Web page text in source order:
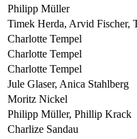
Philipp Müller
Timek Herda, Arvid Fischer,
Charlotte Tempel
Charlotte Tempel
Charlotte Tempel
Jule Glaser, Anica Stahlberg
Moritz Nickel
Philipp Müller, Phillip Krack
Charlize Sandau